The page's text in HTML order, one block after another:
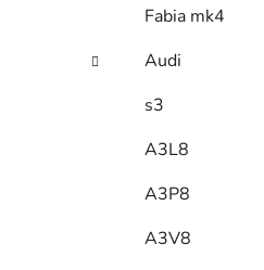
Fabia mk4
Audi
s3
A3L8
A3P8
A3V8